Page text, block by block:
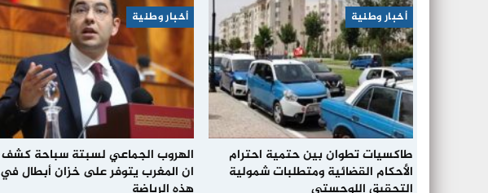
أخبار وطنية
طاكسيات تطوان بين حتمية احترام
الأحكام القضائية ومتطلبات شمولية
أخبار وطنية
الهروب الجماعي لسبتة سباحة كشف
ان المغرب يتوفر على خزان أبطال في